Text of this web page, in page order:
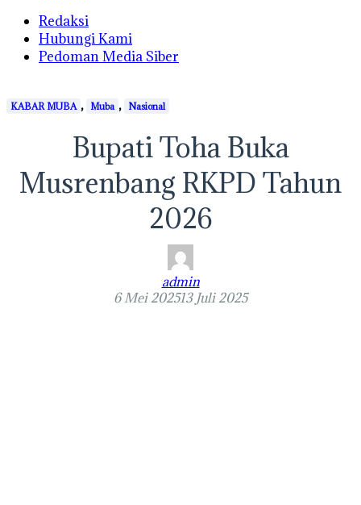
Redaksi
Hubungi Kami
Pedoman Media Siber
KABAR MUBA , Muba , Nasional
Bupati Toha Buka
Musrenbang RKPD Tahun
2026
admin
6 Mei 202513 Juli 2025